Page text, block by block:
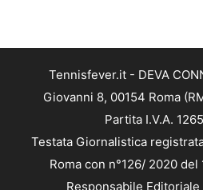
Tennisfever.it - DEVA
Giovanni 8, 00154 Roma
Partita I.V.A.
Testata Giornalistica
Roma con n°126/ 2020
Responsabile